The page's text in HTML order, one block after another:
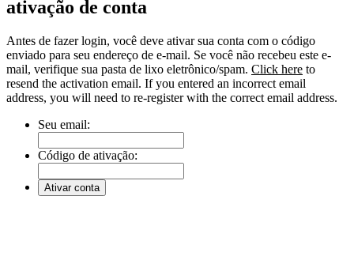
ativação de conta
Antes de fazer login, você deve ativar sua conta com o código
enviado para seu endereço de e-mail. Se você não recebeu este e-
mail, verifique sua pasta de lixo eletrônico/spam. Click here to
resend the activation email. If you entered an incorrect email
address, you will need to re-register with the correct email address.
Seu email:
Código de ativação: